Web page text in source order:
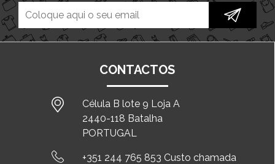
CONTACTOS
Célula B lote 9 Loja A
2440-118 Batalha
PORTUGAL
+351 244 765 853 Custo chamada